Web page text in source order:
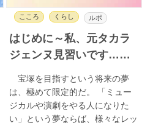
こころ くらし ルポ
はじめに～私、元タカラ
ジェンヌ見習いです……
宝塚を目指すという将来の夢
は、極めて限定的だ。 「ミュー
ジカルや演劇をやる人になりた
い」という夢ならば、様々なレッ